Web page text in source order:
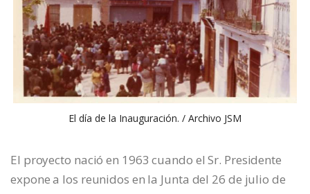
El día de la Inauguración. / Archivo JSM
El proyecto nació en 1963 cuando el Sr. Presidente
expone a los reunidos en la Junta del 26 de julio de